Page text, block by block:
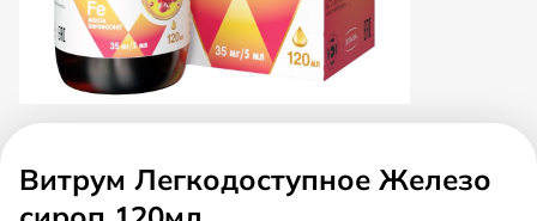
Витрум Легкодоступное Железо